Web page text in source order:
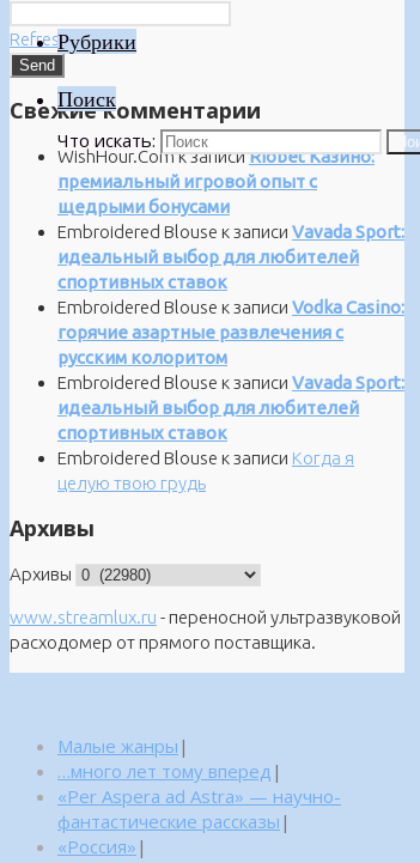
Рубрики
Поиск
Что искать:
Refresh
Свежие комментарии
WishHour.Comк записиRiobet Казино:
премиальный игровой опыт с
щедрыми бонусами
Embroidered Blouse к записи Vavada Sport:
идеальный выбор для любителей
спортивных ставок
Embroidered Blouse к записи Vodka Casino:
горячие азартные развлечения с
русским колоритом
Embroidered Blouse к записи Vavada Sport:
идеальный выбор для любителей
спортивных ставок
Embroidered Blouse к записи Когда я
целую твою грудь
Архивы
Архивы
www.streamlux.ru - переносной ультразвуковой
расходомер от прямого поставщика.
Малые жанры |
…много лет тому вперед |
«Per Aspera ad Astra» — научно-
фантастические рассказы |
«Россия» |